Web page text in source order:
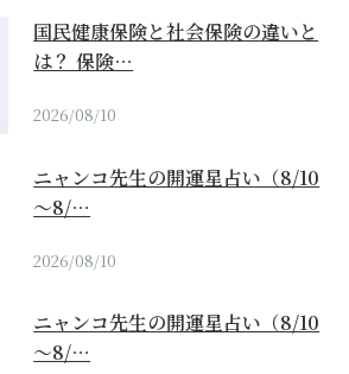
国民健康保険と社会保険の違いと
は？ 保険…
2026/08/10
ニャンコ先生の開運星占い（8/10
～8/…
2026/08/10
ニャンコ先生の開運星占い（8/10
～8/…